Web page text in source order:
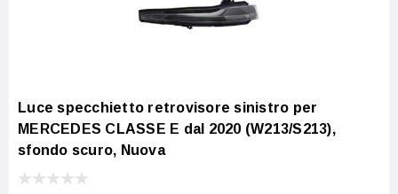
Luce specchietto retrovisore sinistro per
MERCEDES CLASSE E dal 2020 (W213/S213),
sfondo scuro, Nuova